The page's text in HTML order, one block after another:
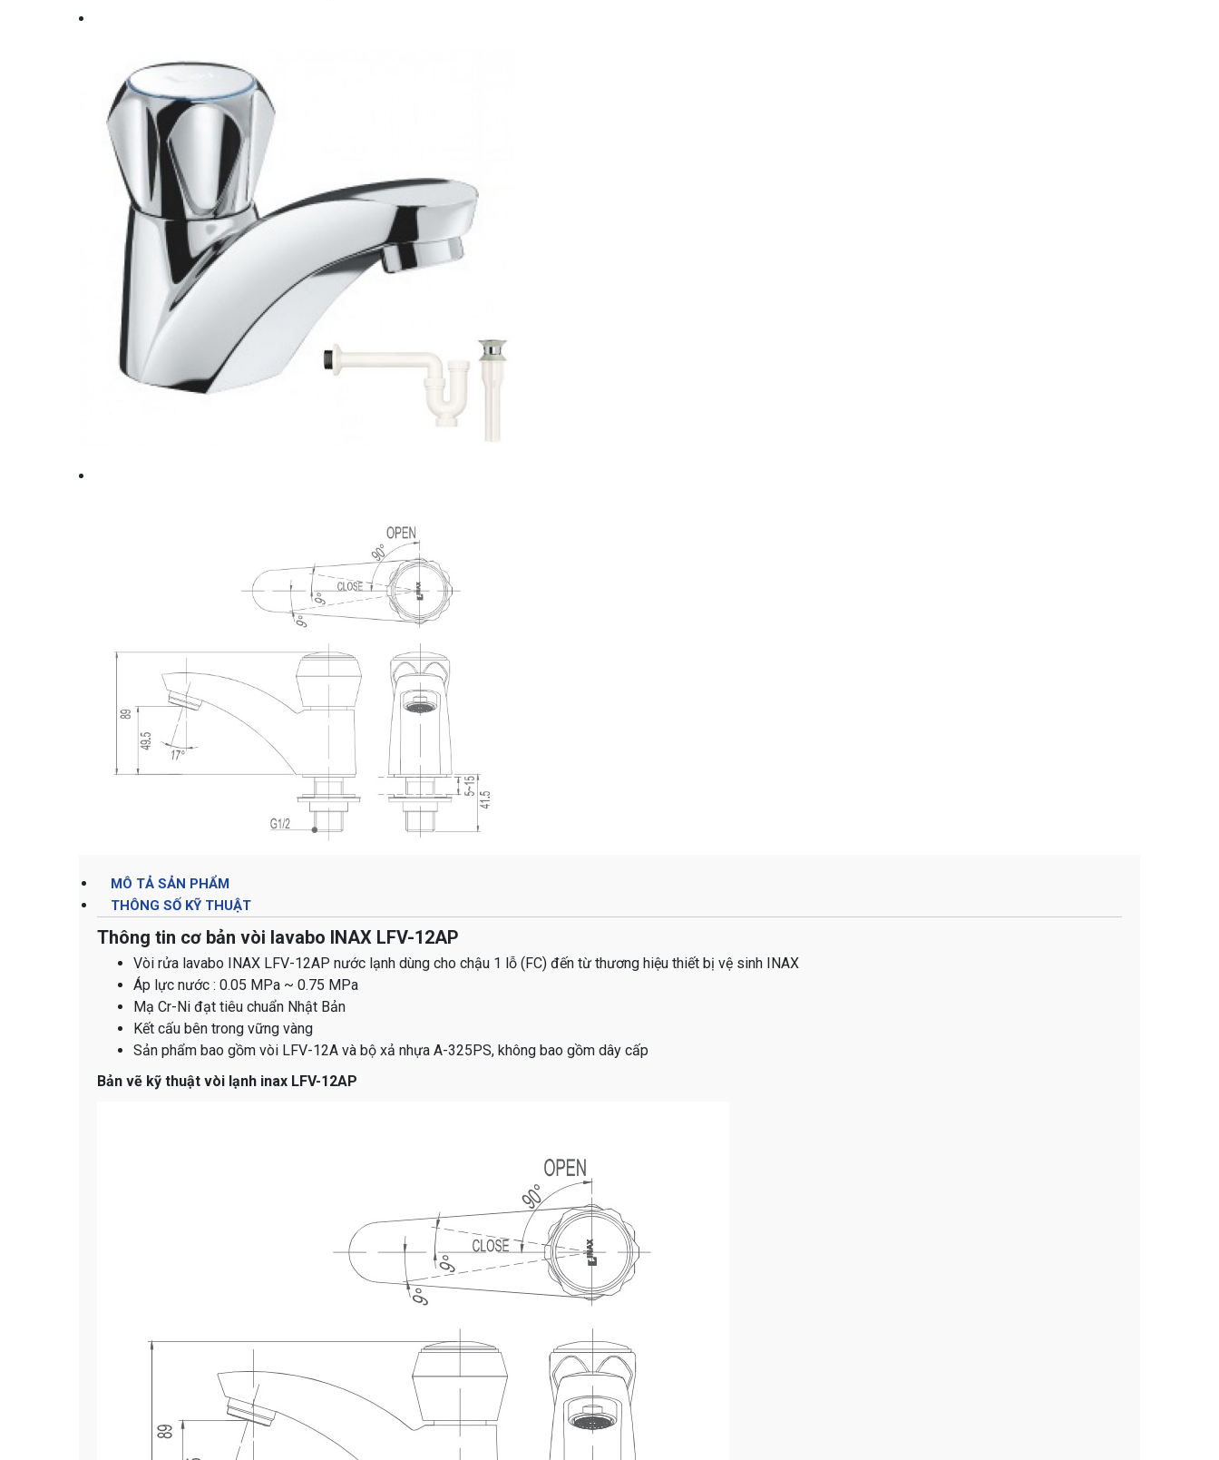
MÔ TẢ SẢN PHẨM
THÔNG SỐ KỸ THUẬT
Thông tin cơ bản vòi lavabo INAX LFV-12AP
Vòi rửa lavabo INAX LFV-12AP nước lạnh dùng cho chậu 1 lỗ (FC) đến từ thương hiệu thiết bị vệ sinh INAX
Áp lực nước : 0.05 MPa ~ 0.75 MPa
Mạ Cr-Ni đạt tiêu chuẩn Nhật Bản
Kết cấu bên trong vững vàng
Sản phẩm bao gồm vòi LFV-12A và bộ xả nhựa A-325PS, không bao gồm dây cấp
Bản vẽ kỹ thuật vòi lạnh inax LFV-12AP